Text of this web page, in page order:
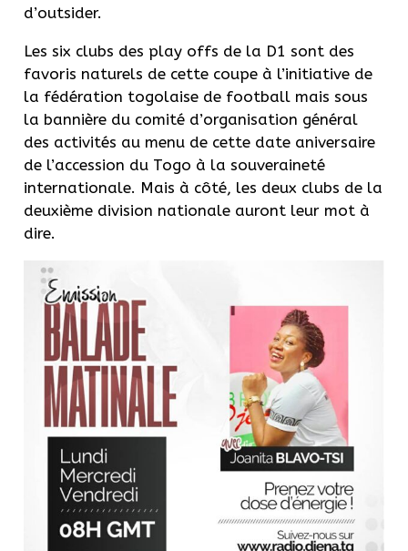
d’outsider.
Les six clubs des play offs de la D1 sont des
favoris naturels de cette coupe à l’initiative de
la fédération togolaise de football mais sous
la bannière du comité d’organisation général
des activités au menu de cette date aniversaire
de l’accession du Togo à la souveraineté
internationale. Mais à côté, les deux clubs de la
deuxième division nationale auront leur mot à
dire.